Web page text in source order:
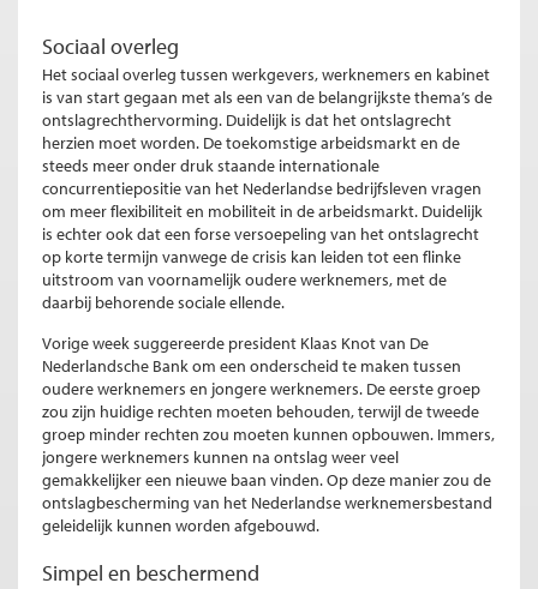
Sociaal overleg
Het sociaal overleg tussen werkgevers, werknemers en kabinet
is van start gegaan met als een van de belangrijkste thema’s de
ontslagrechthervorming. Duidelijk is dat het ontslagrecht
herzien moet worden. De toekomstige arbeidsmarkt en de
steeds meer onder druk staande internationale
concurrentiepositie van het Nederlandse bedrijfsleven vragen
om meer flexibiliteit en mobiliteit in de arbeidsmarkt. Duidelijk
is echter ook dat een forse versoepeling van het ontslagrecht
op korte termijn vanwege de crisis kan leiden tot een flinke
uitstroom van voornamelijk oudere werknemers, met de
daarbij behorende sociale ellende.
Vorige week suggereerde president Klaas Knot van De
Nederlandsche Bank om een onderscheid te maken tussen
oudere werknemers en jongere werknemers. De eerste groep
zou zijn huidige rechten moeten behouden, terwijl de tweede
groep minder rechten zou moeten kunnen opbouwen. Immers,
jongere werknemers kunnen na ontslag weer veel
gemakkelijker een nieuwe baan vinden. Op deze manier zou de
ontslagbescherming van het Nederlandse werknemersbestand
geleidelijk kunnen worden afgebouwd.
Simpel en beschermend